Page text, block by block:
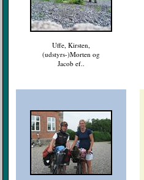
Uffe, Kirsten,
(udstyrs-)Morten og
Jacob ef..